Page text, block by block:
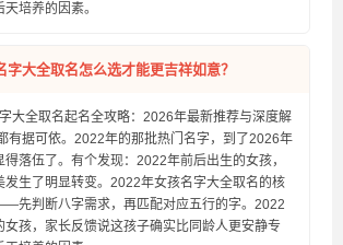
培养的因素。
字大全取名怎么选才能更吉祥如意？
大全取名起名全攻略：2026年最新推荐与深度解
有据可依。2022年的那批热门名字，到了2026年
落伍了。有个发现：2022年前后出生的女孩，
发生了明显转变。2022年女孩名字大全取名的核
先判断八字需求，再匹配对应五行的字。2022
女孩，家长反馈说这孩子确实比同龄人更安静专